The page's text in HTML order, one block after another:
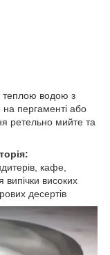
водою з
пергаменті або
ретельно мийте та
кафе,
випічки високих
десертів